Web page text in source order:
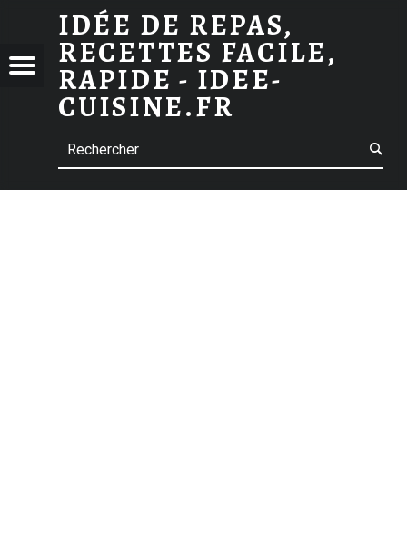
ARCHIVES DES CHOCOLAT BLANC
IDÉE DE REPAS,
RECETTES FACILE,
RAPIDE - IDEE-
CUISINE.FR
Menu